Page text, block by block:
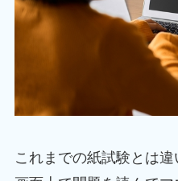
これまでの紙試験とは違